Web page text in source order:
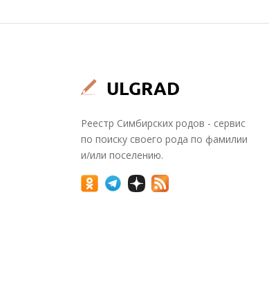
Реестр Симбирских родов - сервис
по поиску своего рода по фамилии
и/или поселению.